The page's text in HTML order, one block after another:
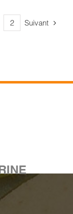
2 Suivant